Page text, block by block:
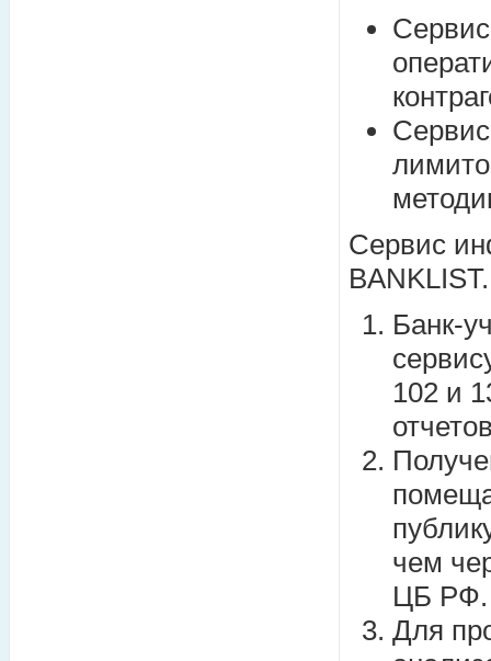
Сервис
Банк-
102 и
чем
ЦБ РФ.
Для